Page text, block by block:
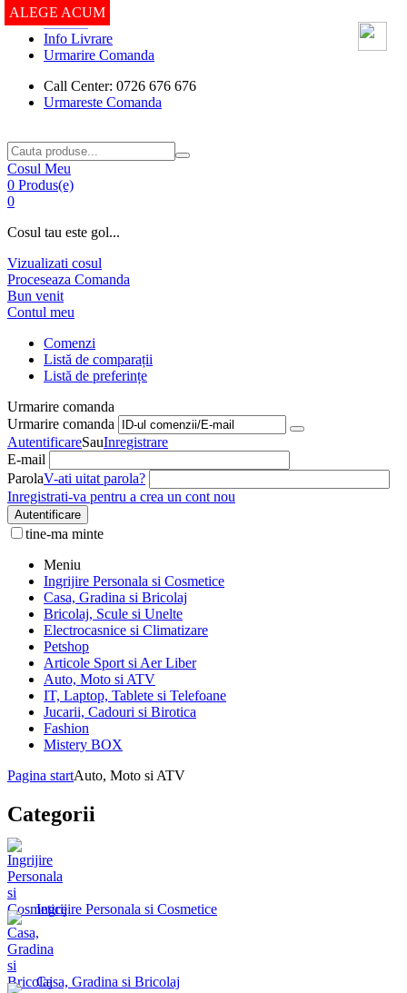
Contact
Info Livrare
Urmarire Comanda
Call Center: 0726 676 676
Urmareste Comanda
Cosul Meu
0 Produs(e)
0
Cosul tau este gol...
Vizualizati cosul
Proceseaza Comanda
Bun venit
Contul meu
Comenzi
Listă de comparații
Listă de preferințe
Urmarire comanda
Urmarire comanda
AutentificareSauInregistrare
E-mail
ParolaV-ati uitat parola?
Inregistrati-va pentru a crea un cont nou
Autentificare
tine-ma minte
Meniu
Ingrijire Personala si Cosmetice
Casa, Gradina si Bricolaj
Bricolaj, Scule si Unelte
Electrocasnice si Climatizare
Petshop
Articole Sport si Aer Liber
Auto, Moto si ATV
IT, Laptop, Tablete si Telefoane
Jucarii, Cadouri si Birotica
Fashion
Mistery BOX
Pagina startAuto, Moto si ATV
Categorii
Ingrijire Personala si Cosmetice
Casa, Gradina si Bricolaj
ALEGE ACUM
ALEGE ACUM
ALEGE ACUM
ALEGE ACUM
ALEGE ACUM
ALEGE ACUM
ALEGE ACUM
ALEGE ACUM
ALEGE ACUM